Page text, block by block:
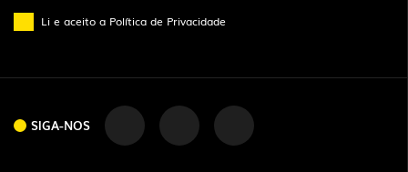
Li e aceito a Política de Privacidade
SIGA-NOS